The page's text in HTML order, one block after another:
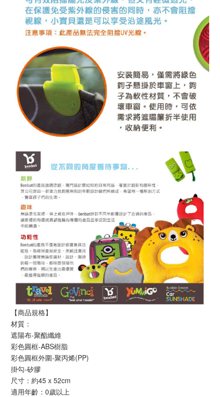
【商品規格】
材質：
遮陽布-聚酯纖維
彩色圓框-ABS樹脂
彩色圓框外圍-聚丙烯(PP)
掛勾-矽膠
尺寸：約45 x 52cm
適用年齡：0歲以上